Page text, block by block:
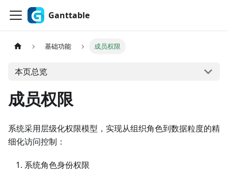
Ganttable
基础功能 成员权限
本页总览
成员权限
系统采用层级化权限模型，实现从组织角色到数据粒度的精
细化访问控制：
系统角色身份权限